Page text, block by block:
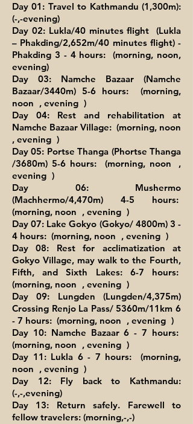
Day 01: Travel to Kathmandu (1,300m):
(-,-evening)
Day 02: Lukla/40 minutes flight (Lukla
– Phakding/2,652m/40 minutes flight) -
Phakding 3 - 4 hours: (morning, noon,
evening)
Day 03: Namche Bazaar (Namche
Bazaar/3440m) 5-6 hours: (morning,
noon , evening )
Day 04: Rest and rehabilitation at
Namche Bazaar Village: (morning, noon
, evening )
Day 05: Portse Thanga (Phortse Thanga
/3680m) 5-6 hours: (morning, noon
,
evening )
Day 06: Mushermo
(Machhermo/4,470m) 4-5 hours:
(morning, noon , evening )
Day 07: Lake Gokyo (Gokyo/ 4800m) 3 -
4 hours: (morning, noon , evening )
Day 08: Rest for acclimatization at
Gokyo Village, may walk to the Fourth,
Fifth, and Sixth Lakes: 6-7 hours:
(morning, noon , evening )
Day 09: Lungden (Lungden/4,375m)
Crossing Renjo La Pass/ 5360m/11km 6
- 7 hours: (morning, noon , evening )
Day 10: Namche Bazaar 6 - 7 hours:
(morning, noon , evening )
Day 11: Lukla 6 - 7 hours: (morning,
noon , evening )
Day 12: Fly back to Kathmandu:
(-,-,evening)
Day 13: Return safely. Farewell to
fellow travelers: (morning,-,-)